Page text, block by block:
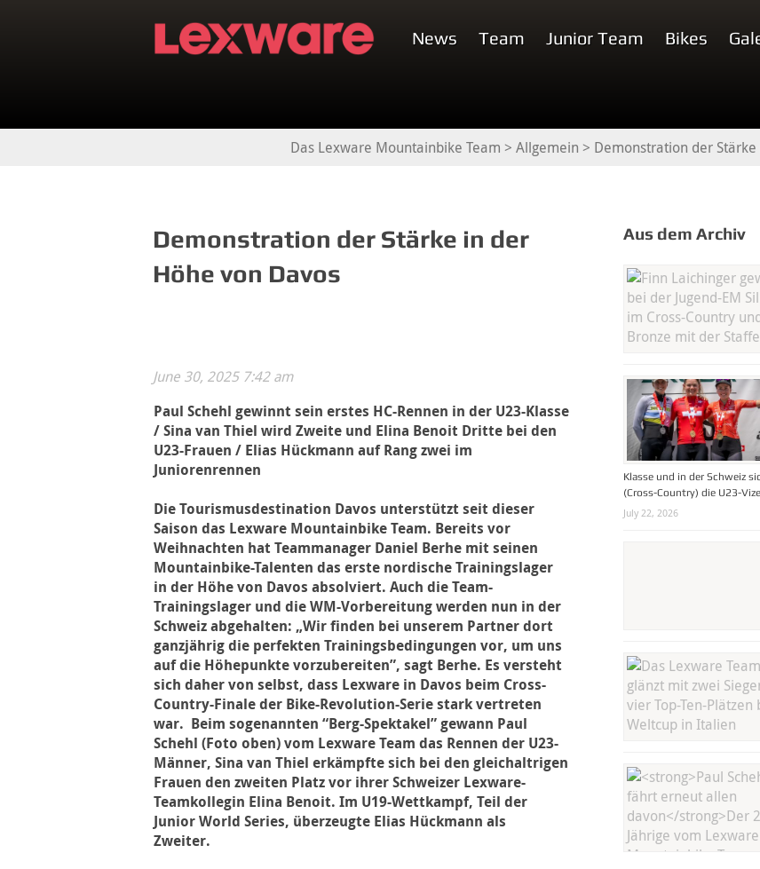
News Team Junior Team Bikes
Das Lexware Mountainbike Team > Allgemein > Demonstration der
Demonstration der Stärke in der
Höhe von Davos
June 30, 2025 7:42 am
Paul Schehl gewinnt sein erstes HC-Rennen in der U23-Klasse
/ Sina van Thiel wird Zweite und Elina Benoit Dritte bei den
U23-Frauen / Elias Hückmann auf Rang zwei im
Juniorenrennen
Die Tourismusdestination Davos unterstützt seit dieser
Saison das Lexware Mountainbike Team. Bereits vor
Weihnachten hat Teammanager Daniel Berhe mit seinen
Mountainbike-Talenten das erste nordische Trainingslager
in der Höhe von Davos absolviert. Auch die Team-
Trainingslager und die WM-Vorbereitung werden nun in der
Schweiz abgehalten: „Wir finden bei unserem Partner dort
ganzjährig die perfekten Trainingsbedingungen vor, um uns
auf die Höhepunkte vorzubereiten”, sagt Berhe. Es versteht
sich daher von selbst, dass Lexware in Davos beim Cross-
Country-Finale der Bike-Revolution-Serie stark vertreten
war. Beim sogenannten “Berg-Spektakel” gewann Paul
Schehl (Foto oben) vom Lexware Team das Rennen der U23-
Männer, Sina van Thiel erkämpfte sich bei den gleichaltrigen
Frauen den zweiten Platz vor ihrer Schweizer Lexware-
Teamkollegin Elina Benoit. Im U19-Wettkampf, Teil der
Junior World Series, überzeugte Elias Hückmann als
Zweiter.
Aus dem Archiv
Klasse und in der Schweiz
(Cross-Country) die U23-
July 22, 2026